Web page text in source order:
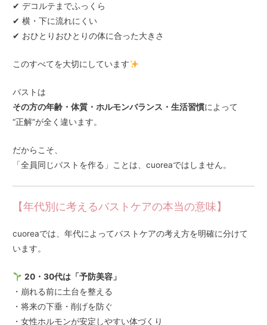
✔ デコルテまでふっくら
✔ 横・下に流れにくい
✔ おひとりおひとりの体に合った大きさ
このすべてを大切にしています
バストは
その方の年齢・体質・ホルモンバランス・生活習慣によって
“正解”が全く違います。
だからこそ、
「全員同じバストを作る」ことは、cuoreaではしません。
【年代別に考えるバストケアの本当の意味】
cuoreaでは、年代によってバストケアの考え方を明確に分けて
います。
20・30代は「予防美容」
・崩れる前に土台を整える
・将来の下垂・削げを防ぐ
・女性ホルモンが安定しやすい体づくり